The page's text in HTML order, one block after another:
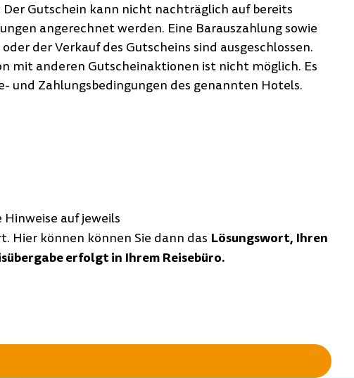
Der Gutschein kann nicht nachträglich auf bereits
angerechnet werden. Eine Barauszahlung sowie
der Verkauf des Gutscheins sind ausgeschlossen.
mit anderen Gutscheinaktionen ist nicht möglich. Es
und Zahlungsbedingungen des genannten Hotels.
auf jeweils
Hier können können Sie dann das Lösungswort, Ihren
erfolgt in Ihrem Reisebüro.